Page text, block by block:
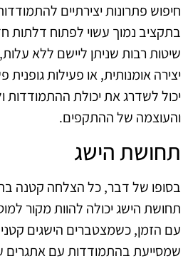
חיפוש פתרונות יצירתיים
בתקציב נמוך עשוי לפתוח דלתות
שיטות רבות שניתן ליישם ללא
יצירה אומנותית, או פעילות
יכול לשדרג את יכולת ההתמודדות
והעוצמה של ההתקפים.
תחושת הישג
בסופו של דבר, כל הצלחה קטנה
תחושת הישג יכולה להוות מקור
עם הזמן, כשמצטברים הישגים
שמסייעת בהתמודדות עם אתגרים